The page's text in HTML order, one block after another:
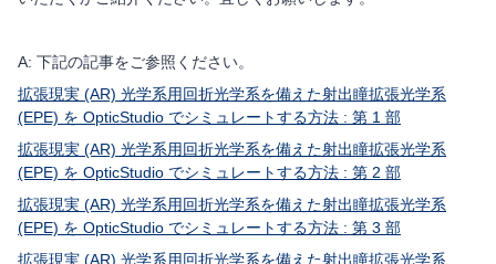
A: 下記の記事をご参照ください。
拡張現実 (AR) 光学系用回折光学系を備えた射出瞳拡張光学系
(EPE) を OpticStudio でシミュレートする方法 : 第 1 部
拡張現実 (AR) 光学系用回折光学系を備えた射出瞳拡張光学系
(EPE) を OpticStudio でシミュレートする方法 : 第 2 部
拡張現実 (AR) 光学系用回折光学系を備えた射出瞳拡張光学系
(EPE) を OpticStudio でシミュレートする方法 : 第 3 部
拡張現実 (AR) 光学系用回折光学系を備えた射出瞳拡張光学系